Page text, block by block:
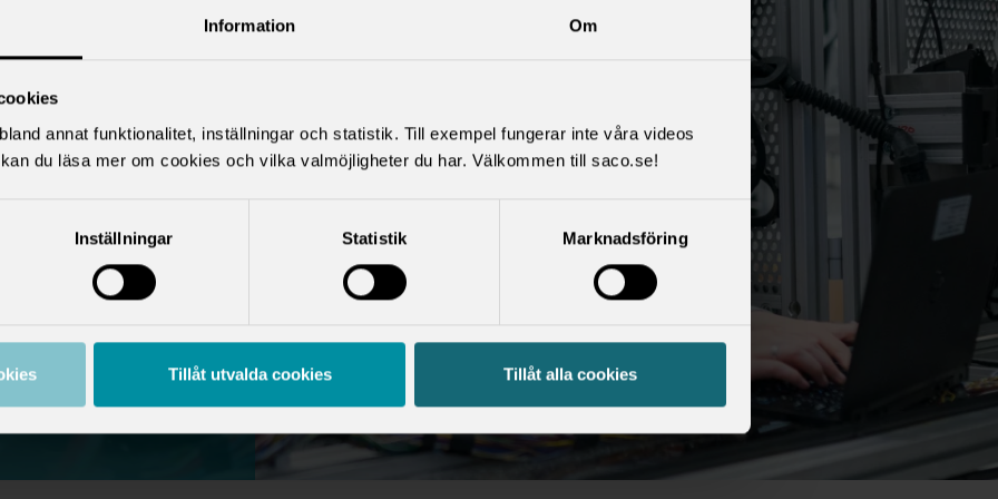
Information Om
annat funktionalitet, inställningar och statistik. Till exempel fungerar inte våra videos
du läsa mer om cookies och vilka valmöjligheter du har. Välkommen till saco.se!
Inställningar Statistik Marknadsföring
Tillåt utvalda cookies Tillåt alla cookies
av den
resultatet
fack och
innehåller
annat lön,
På
10 bästa